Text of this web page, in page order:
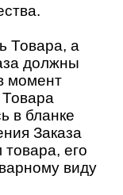
Товара, а
должны
момент
в бланке
Заказа
его
виду